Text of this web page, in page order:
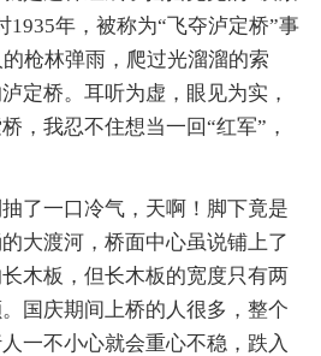
1935年，被称为“飞夺泸定桥”事
枪林弹雨，爬过光溜溜的索
定桥。耳听为虚，眼见为实，
，我忍不住想当一回“红军”，
一口冷气，天啊！脚下竟是
大渡河，桥面中心虽说铺上了
木板，但长木板的宽度只有两
国庆期间上桥的人很多，整个
一不小心就会重心不稳，跌入